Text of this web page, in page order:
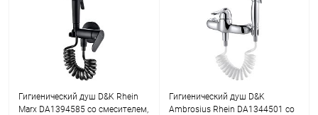
Гигиенический душ D&K Rhein
Marx DA1394585 со смесителем,
Гигиенический душ D&K
Ambrosius Rhein DA1344501 со